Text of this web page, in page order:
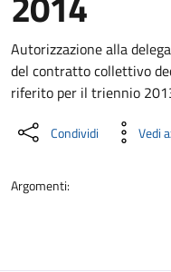
Dettaglio del documento
Autorizzazione alla
del contratto collettivo
riferito per il triennio
Condividi Vedi
Argomenti: